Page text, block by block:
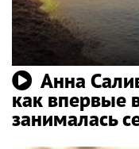
Анна
как впервые
занималась